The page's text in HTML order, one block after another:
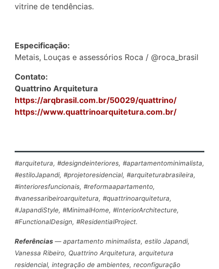
vitrine de tendências.
Especificação:
Metais, Louças e assessórios Roca / @roca_brasil
Contato:
Quattrino Arquitetura
https://arqbrasil.com.br/50029/quattrino/
https://www.quattrinoarquitetura.com.br/
#arquitetura, #designdeinteriores, #apartamentominimalista,
#estiloJapandi, #projetoresidencial, #arquiteturabrasileira,
#interioresfuncionais, #reformaapartamento,
#vanessaribeiroarquitetura, #quattrinoarquitetura,
#JapandiStyle, #MinimalHome, #InteriorArchitecture,
#FunctionalDesign, #ResidentialProject.
Referências — apartamento minimalista, estilo Japandi,
Vanessa Ribeiro, Quattrino Arquitetura, arquitetura
residencial, integração de ambientes, reconfiguração